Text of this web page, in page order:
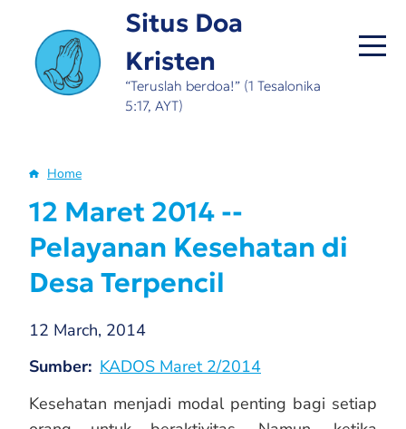
main
content
Situs Doa
Kristen
“Teruslah berdoa!” (1 Tesalonika
5:17, AYT)
Breadcrumb
Home
12 Maret 2014 --
Pelayanan Kesehatan di
Desa Terpencil
12 March, 2014
Sumber KADOS Maret 2/2014
Kesehatan menjadi modal penting bagi setiap